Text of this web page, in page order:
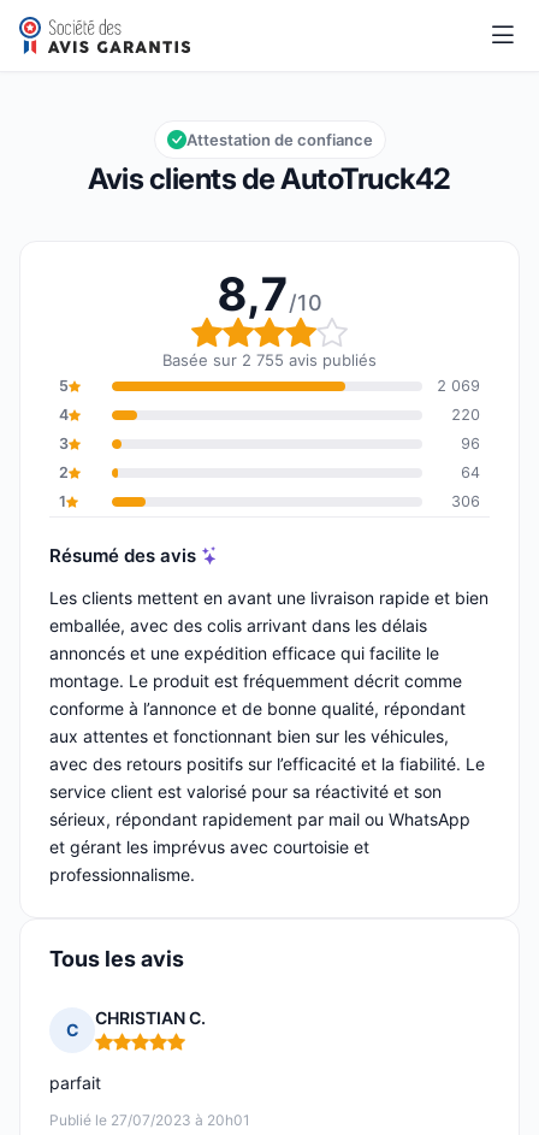
AutoTruck42
Note globale : 8,7 sur 10
8,7/10
Avis clients de AutoTruck42
Attestation de confiance
8,7/10
Note globale : 8,7 sur
Basée sur 2 755 avis publiés
5
2 069
4
220
3
96
2
64
1
306
Résumé des avis
Les clients mettent en avant une livraison rapide et bien
emballée, avec des colis arrivant dans les délais
annoncés et une expédition efficace qui facilite le
montage. Le produit est fréquemment décrit comme
conforme à l’annonce et de bonne qualité, répondant
aux attentes et fonctionnant bien sur les véhicules,
avec des retours positifs sur l’efficacité et la fiabilité. Le
service client est valorisé pour sa réactivité et son
sérieux, répondant rapidement par mail ou WhatsApp
et gérant les imprévus avec courtoisie et
professionnalisme.
Tous les avis
C
CHRISTIAN C.
Note : 5 sur 5
Publié le 27/07/2023 à 20h01
parfait